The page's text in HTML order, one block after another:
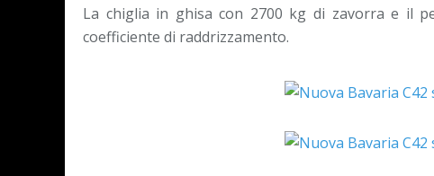
La chiglia in ghisa con 2700 kg di zavorra e il
coefficiente di raddrizzamento.